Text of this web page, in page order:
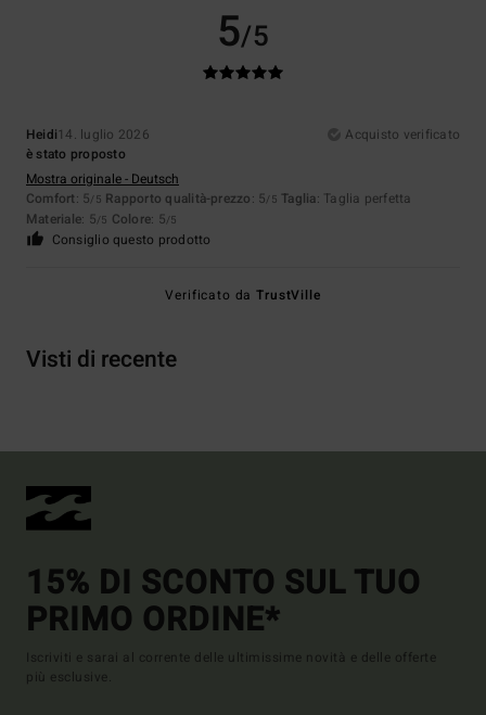
5/5
Heidi14. luglio 2026
Acquisto verificato
è stato proposto
Mostra originale - Deutsch
Comfort: 5/5 Rapporto qualità-prezzo: 5/5 Taglia: Taglia perfetta
Materiale: 5/5 Colore: 5/5
Consiglio questo prodotto
Verificato daTrustVille
Visti di recente
15% DI SCONTO SUL TUO
PRIMO ORDINE*
Iscriviti e sarai al corrente delle ultimissime novità e delle offerte
più esclusive.